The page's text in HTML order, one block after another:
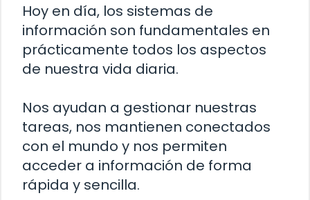
Hoy en día, los sistemas de
información son fundamentales en
prácticamente todos los aspectos
de nuestra vida diaria.
Nos ayudan a gestionar nuestras
tareas, nos mantienen conectados
con el mundo y nos permiten
acceder a información de forma
rápida y sencilla.